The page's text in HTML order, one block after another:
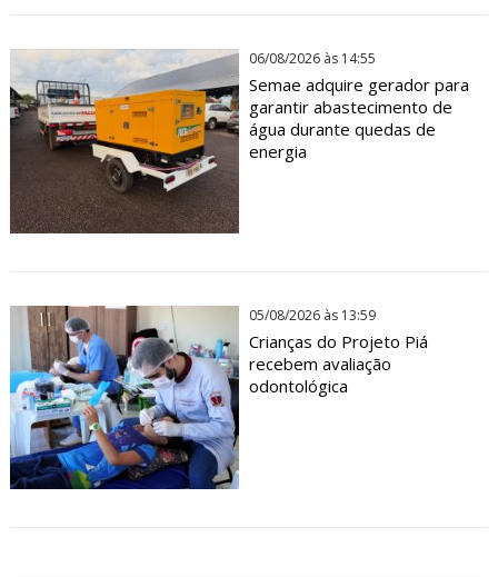
06/08/2026 às 14:55
Semae adquire gerador para
garantir abastecimento de
água durante quedas de
energia
05/08/2026 às 13:59
Crianças do Projeto Piá
recebem avaliação
odontológica